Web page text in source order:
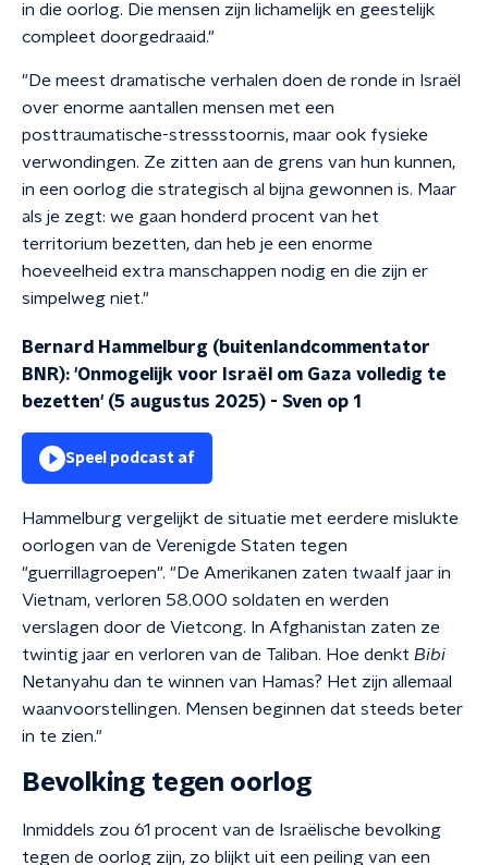
in die oorlog. Die mensen zijn lichamelijk en geestelijk
compleet doorgedraaid."
"De meest dramatische verhalen doen de ronde in Israël
over enorme aantallen mensen met een
posttraumatische-stressstoornis, maar ook fysieke
verwondingen. Ze zitten aan de grens van hun kunnen,
in een oorlog die strategisch al bijna gewonnen is. Maar
als je zegt: we gaan honderd procent van het
territorium bezetten, dan heb je een enorme
hoeveelheid extra manschappen nodig en die zijn er
simpelweg niet."
Bernard Hammelburg (buitenlandcommentator
BNR): 'Onmogelijk voor Israël om Gaza volledig te
bezetten' (5 augustus 2025) - Sven op 1
Speel podcast af
Hammelburg vergelijkt de situatie met eerdere mislukte
oorlogen van de Verenigde Staten tegen
"guerrillagroepen". "De Amerikanen zaten twaalf jaar in
Vietnam, verloren 58.000 soldaten en werden
verslagen door de Vietcong. In Afghanistan zaten ze
twintig jaar en verloren van de Taliban. Hoe denkt Bibi
Netanyahu dan te winnen van Hamas? Het zijn allemaal
waanvoorstellingen. Mensen beginnen dat steeds beter
in te zien."
Bevolking tegen oorlog
Inmiddels zou 61 procent van de Israëlische bevolking
tegen de oorlog zijn, zo blijkt uit een peiling van een